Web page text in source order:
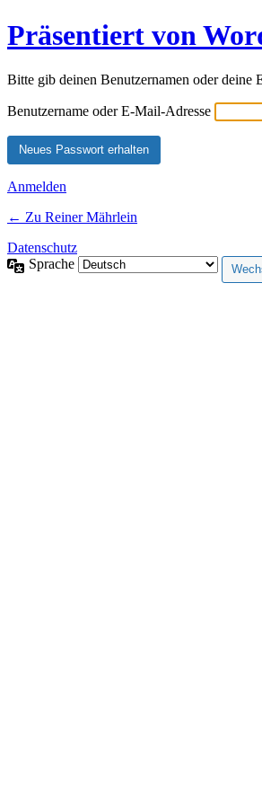
Präsentiert von
Bitte gib deinen Benutzernamen oder
Benutzername oder E-Mail-Adresse
Anmelden
← Zu Reiner Mährlein
Datenschutz
Sprache